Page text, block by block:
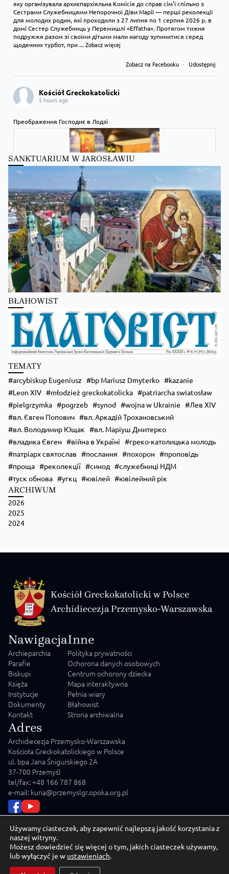
яку організувала архиєпархіяльна Комісія до справ сім’ї спільно з
Сестрами Служебницями Непорочної Діви Марії — перші реколекції
для молодих родин, які проходили з 27 липня по 1 серпня 2026 р. в
домі Сестер Служебниць у Перемишлі «Effatha». Протягом тижня
подружжя разом зі своїми дітьми мали нагоду зупинитися серед
щоденних турбот, при...Zobacz więcej
Zobacz na Facebooku · Udostępnij
Kościół Greckokatolicki
5 hours ago
Преображення Господнє в Лодзі
Zobacz na Facebooku · Udostępnij
Kościół Greckokatolicki
5 hours ago
Бучацька єпархія УГКЦ отримає єпископа-помічника!
Zobacz na Facebooku · Udostępnij
SANKTUARIUM W JAROSŁAWIU
BŁAHOWIST
TEMATY
arcybiskup Eugeniusz bp Mariusz Dmyterko
kazanie
Leon XIV
młodzież greckokatolicka
patriarcha swiatosław
pielgrzymka
pogrzeb synod wojna w Ukrainie
Лев XIV
вл. Євген Попович
вл. Аркадій Трохановський
вл. Володимир Ющак
вл. Маріуш Дмитерко
владика Євген
війна в Україні
греко-католицька молодь
патріарх святослав
послання похорон
проповідь
проща
реколекції синод
служебниці НДМ
туск обнова
угкц ювілей ювілейний рік
ARCHIWUM
2026
2025
2024
Kościół Greckokatolicki w Polsce
Archidiecezja Przemysko-Warszawska
Nawigacja
Archieparchia
Parafie
Biskupi
Księża
Instytucje
Dokumenty
Kontakt
Inne
Polityka prywatności
Ochorona danych osobowych
Centrum ochorony dziecka
Mapa interaktywna
Pełnia wiary
Błahowist
Strona archiwalna
Adres
Archidiecezja Przemysko-Warszawska
Kościoła Greckokatolickiego w Polsce
ul. bpa Jana Śnigurskiego 2A
37-700 Przemyśl
tel/fax: +48 166 787 868
e-mail: kuria@przemyslgr.opoka.org.pl
© 2026 Archidiecezja Przemysko-Warszawska Kościoła
Greckokatolickiego w Polsce
Używamy ciasteczek, aby zapewnić najlepszą jakość korzystania z
naszej witryny.
Możesz dowiedzieć się więcej o tym, jakich ciasteczek używamy,
lub wyłączyć je w ustawieniach.